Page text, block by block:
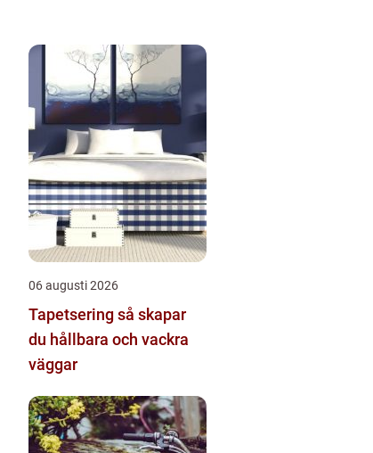
06 augusti 2026
Tapetsering så skapar
du hållbara och vackra
väggar